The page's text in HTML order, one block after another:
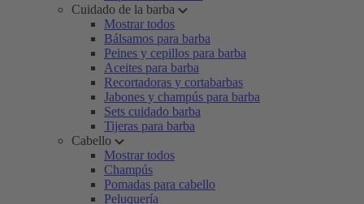
Cuidado de la barba
Mostrar todos
Bálsamos para barba
Peines y cepillos para barba
Aceites para barba
Recortadoras y cortabarbas
Jabones y champús para barba
Sets cuidado barba
Tijeras para barba
Cabello
Mostrar todos
Champús
Pomadas para cabello
Peluquería